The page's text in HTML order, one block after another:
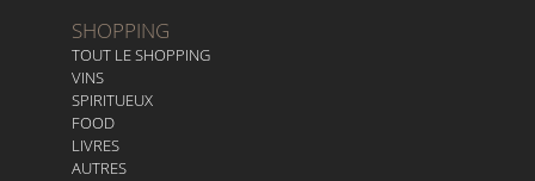
SHOPPING
TOUT LE SHOPPING
VINS
SPIRITUEUX
FOOD
LIVRES
AUTRES